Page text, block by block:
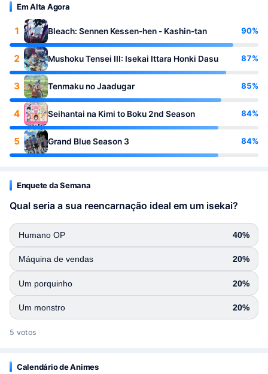
Em Alta Agora
1 Bleach: Sennen Kessen-hen - Kashin-tan 90%
2 Mushoku Tensei III: Isekai Ittara Honki Dasu 87%
3 Tenmaku no Jaadugar 85%
4 Seihantai na Kimi to Boku 2nd Season 84%
5 Grand Blue Season 3 84%
Enquete da Semana
Qual seria a sua reencarnação ideal em um isekai?
Humano OP 40%
Máquina de vendas 20%
Um porquinho 20%
Um monstro 20%
5 votos
Calendário de Animes